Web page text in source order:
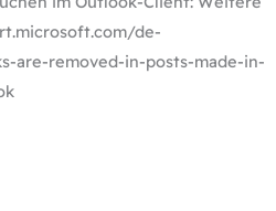
de-
are-removed-in-posts-made-in-